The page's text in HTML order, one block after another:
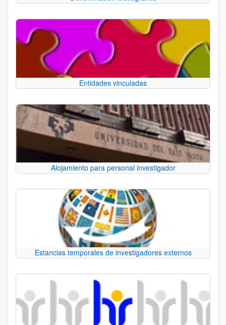
Entidades vinculadas
Alojamiento para personal investigador
Estancias temporales de investigadores externos